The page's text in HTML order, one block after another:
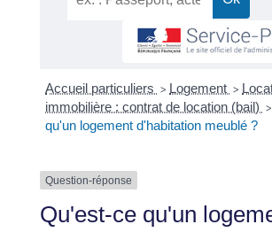
Accueil particuliers > Logement >
immobilière : contrat de location (bail) >
qu'un logement d'habitation meublé ?
Question-réponse
Qu'est-ce qu'un